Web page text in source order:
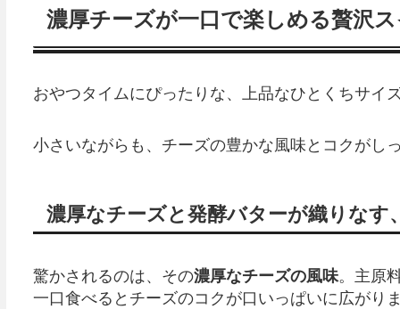
濃厚チーズが一口で楽しめる贅沢
おやつタイムにぴったりな、上品なひとくちサイ
小さいながらも、チーズの豊かな風味とコクがし
濃厚なチーズと発酵バターが織りなす
驚かされるのは、その濃厚なチーズの風味。主原
一口食べるとチーズのコクが口いっぱいに広がり